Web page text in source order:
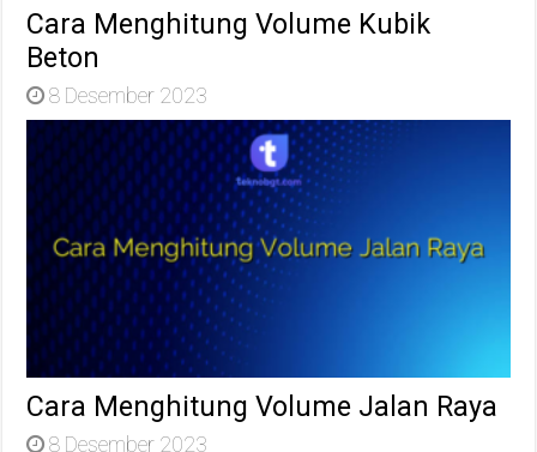
Cara Menghitung Volume Kubik
Beton
8 Desember 2023
Cara Menghitung Volume Jalan Raya
8 Desember 2023